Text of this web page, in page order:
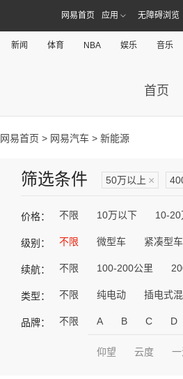
网易首页 应用 无障碍浏览
新闻 体育 NBA 娱乐 音乐
首页
网易首页 > 网易汽车 > 新能源
筛选条件 50万以上 ×
价格： 不限 10万以下 10-20
级别： 不限 微型车 紧凑型车
续航： 不限 100-200公里
类型： 不限 纯电动 插电式
品牌： 不限 A B C D
仰望 云度